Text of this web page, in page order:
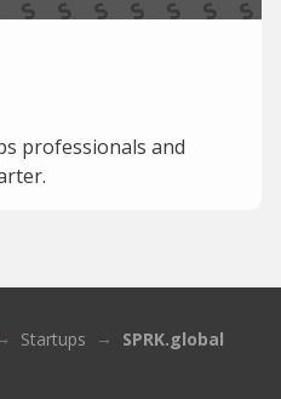
professionals and
Startups SPRK.global